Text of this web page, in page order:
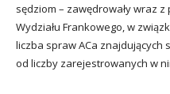
sędziom – zawędrowały wraz
Wydziału Frankowego, w
liczba spraw ACa znajdujących
od liczby zarejestrowanych w